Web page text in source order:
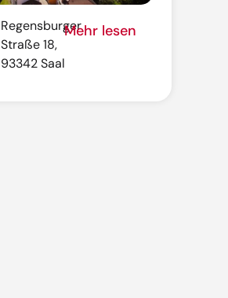
Regensburger
Straße 18,
93342 Saal
Mehr lesen